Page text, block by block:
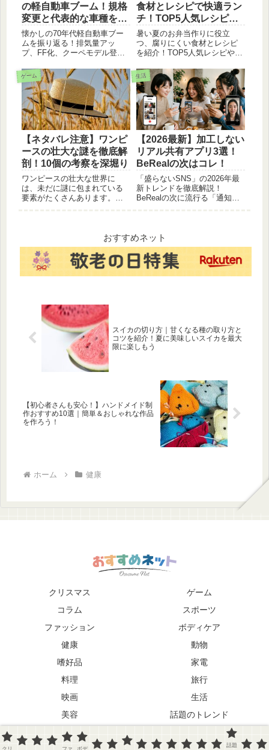
の軽自動車ブーム！規格
変更と代表的な車種を画
像で紹介
懐かしの70年代軽自動車ブー
ムを振り返る！排気量アッ
プ、FF化、クーペモデル登場
スズキ、ダイハツ、ホンダ、
三菱、マツダの個性的な車種
を画像と共に解説します
食材とレシピで快適ラン
チ！TOP5人気レシピ大
公開！時短＆簡単＆長時
間持ちもOK！
暑い夏のお弁当作りに役立
つ、腐りにくい食材とレシピ
を紹介！TOP5人気レシピや、
間持ちにするコツも詳しく解
説。画像付きでわかりやすく
説明しているので、ぜひ参考
にしてみてください。
ゲーム
【ネタバレ注意】ワンピ
ースの壮大な謎を徹底解
剖！10個の考察を深堀り
ワンピースの壮大な世界に
は、未だに謎に包まれている
要素がたくさんあります。こ
めの10個の考察をまとめまし
た。ワンピースファン必見で
す！
生活
【2026最新】加工しない
リアル共有アプリ3選！
BeRealの次はコレ！
「盛らないSNS」の2026年最
新トレンドを徹底解説！
BeRealの次に流行る「通知に
たい注目アプリを厳選してご
紹介します。
おすすめネット
スイカの切り方｜甘くなる種の取り方と
コツを紹介！夏に美味しいスイカを最大
限に楽しもう
【初心者さんも安心！】ハンドメイド制
作おすすめ10選｜簡単＆おしゃれな作品
を作ろう！
ホーム 健康
クリスマス
ゲーム
コラム
スポーツ
ファッション
ボディケア
健康
動物
嗜好品
家電
料理
旅行
映画
生活
美容
話題のトレンド
趣味
クリ ファ ボデ
話題